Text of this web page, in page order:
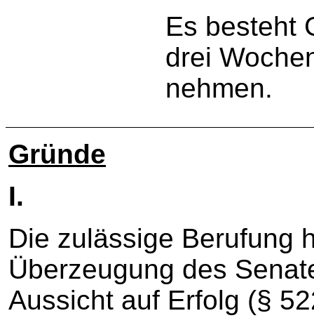
Es besteht
drei
nehmen.
Gründe
I.
Die zulässige Berufung
Überzeugung des
Aussicht auf Erfolg (§